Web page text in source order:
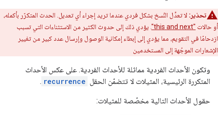
تحذير: لا تعدِّل النُسخ بشكل فردي عندما تريد إجراء أي تعديل. الحدث المتكرّر بأكمله،
أو حالات "this and next"
. يؤدي ذلك إلى حدوث الكثير من الاستثناءات التي تسبب
ازدحامًا في التقويم، مما يؤدي إلى إبطاء إمكانية الوصول وإرسال عدد كبير من تغيير
الإشعارات الموجّهة إلى المستخدمين
وتكون الأحداث الفردية مماثلة للأحداث الفردية. على عكس الأحداث
المتكررة الرئيسية، المثيلات لا تتضمّن الحقل recurrence
.
حقول الأحداث التالية مخصّصة للمثيلات: